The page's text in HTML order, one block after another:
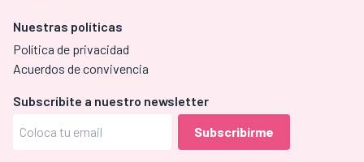
Nuestras políticas
Política de privacidad
Acuerdos de convivencia
Subscríbite a nuestro newsletter